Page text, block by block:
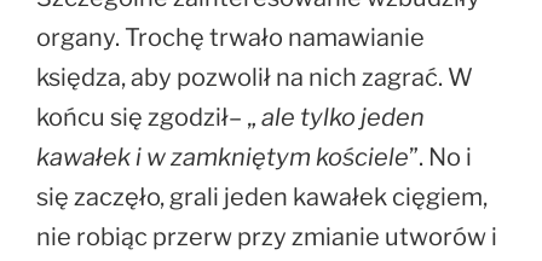
organy. Trochę trwało namawianie
księdza, aby pozwolił na nich zagrać. W
końcu się zgodził– „ ale tylko jeden
kawałek i w zamkniętym kościele”. No i
się zaczęło, grali jeden kawałek cięgiem,
nie robiąc przerw przy zmianie utworów i